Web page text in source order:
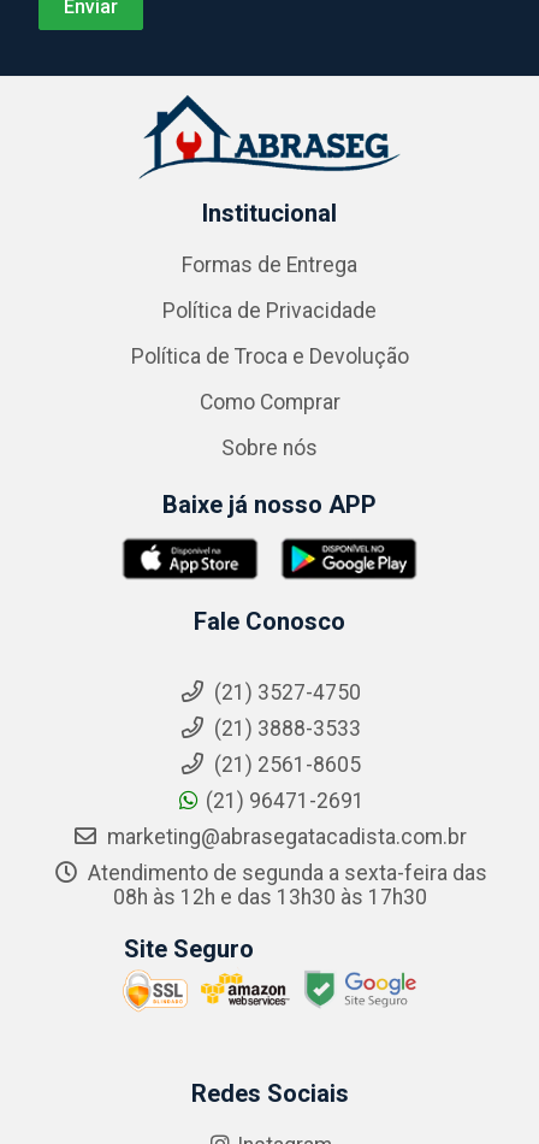
Institucional
Formas de Entrega
Política de Privacidade
Política de Troca e Devolução
Como Comprar
Sobre nós
Baixe já nosso APP
Fale Conosco
(21) 3527-4750
(21) 3888-3533
(21) 2561-8605
(21) 96471-2691
marketing@abrasegatacadista.com.br
Atendimento de segunda a sexta-feira das
08h às 12h e das 13h30 às 17h30
Site Seguro
Redes Sociais